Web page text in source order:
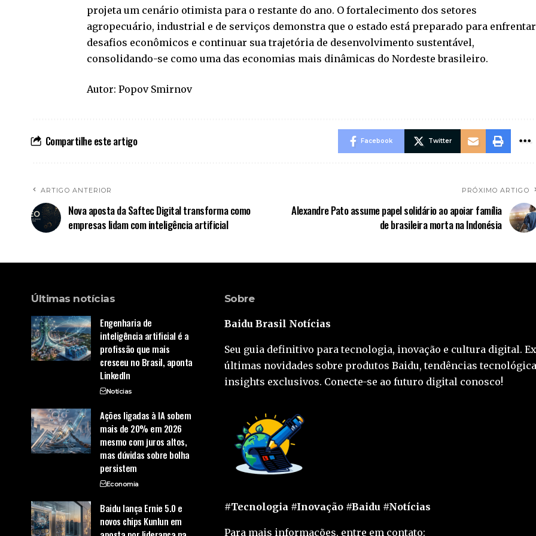
projeta um cenário otimista para o restante do ano. O fortalecimento dos setores
agropecuário, industrial e de serviços demonstra que o estado está preparado para enfrentar
desafios econômicos e continuar sua trajetória de desenvolvimento sustentável,
consolidando-se como uma das economias mais dinâmicas do Nordeste brasileiro.
Autor: Popov Smirnov
Compartilhe este artigo Facebook Twitter
ARTIGO ANTERIOR
Nova aposta da Saftec Digital transforma como
empresas lidam com inteligência artificial
PRÓXIMO ARTIGO
Alexandre Pato assume papel solidário ao apoiar família
de brasileira morta na Indonésia
Últimas notícias
Engenharia de
inteligência artificial é a
profissão que mais
cresceu no Brasil, aponta
LinkedIn
Notícias
Ações ligadas à IA sobem
mais de 20% em 2026
mesmo com juros altos,
mas dúvidas sobre bolha
persistem
Economia
Baidu lança Ernie 5.0 e
novos chips Kunlun em
Sobre
Baidu Brasil Notícias
Seu guia definitivo para tecnologia, inovação e cultura digital.
últimas novidades sobre produtos Baidu, tendências
insights exclusivos. Conecte-se ao futuro digital conosco!
#Tecnologia #Inovação #Baidu #Notícias
Para mais informações, entre em contato: